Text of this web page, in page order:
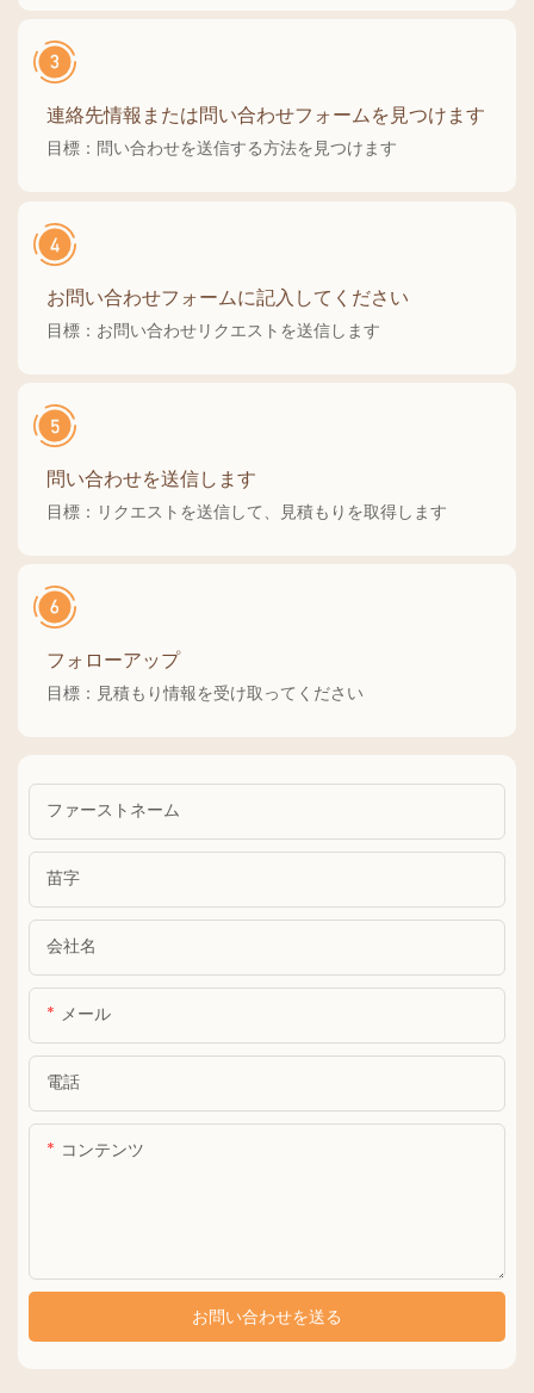
連絡先情報または問い合わせフォームを見つけます
目標：問い合わせを送信する方法を見つけます
お問い合わせフォームに記入してください
目標：お問い合わせリクエストを送信します
問い合わせを送信します
目標：リクエストを送信して、見積もりを取得します
フォローアップ
目標：見積もり情報を受け取ってください
ファーストネーム
苗字
会社名
メール
電話
コンテンツ
お問い合わせを送る